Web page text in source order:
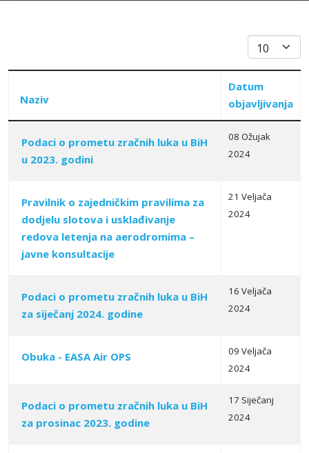
Prikaz #
Articles
Naziv
Datum
objavljivanja
Podaci o prometu zračnih luka u BiH
u 2023. godini
08 Ožujak
2024
Pravilnik o zajedničkim pravilima za
dodjelu slotova i usklađivanje
redova letenja na aerodromima –
javne konsultacije
21 Veljača
2024
Podaci o prometu zračnih luka u BiH
za siječanj 2024. godine
16 Veljača
2024
Obuka - EASA Air OPS
09 Veljača
2024
Podaci o prometu zračnih luka u BiH
za prosinac 2023. godine
17 Siječanj
2024